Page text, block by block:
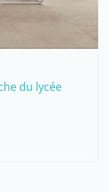
du lycée